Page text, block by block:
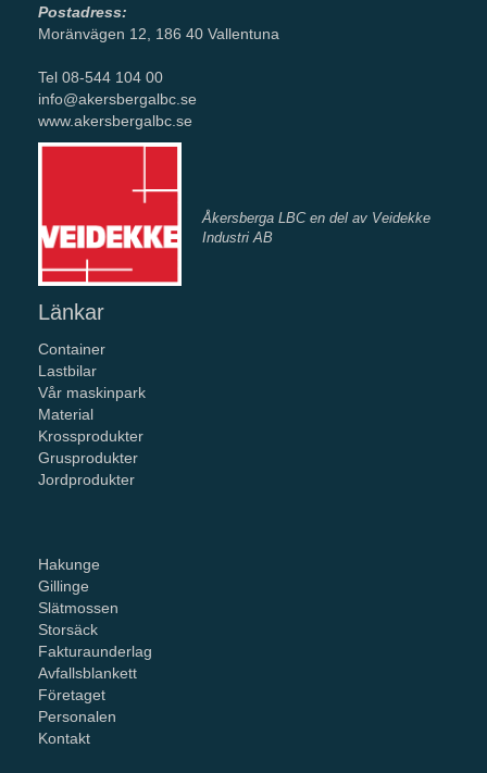
Postadress:
Moränvägen 12, 186 40 Vallentuna
Tel 08-544 104 00
info@akersbergalbc.se
www.akersbergalbc.se
Åkersberga LBC en del av Veidekke
Industri AB
Länkar
Container
Lastbilar
Vår maskinpark
Material
Krossprodukter
Grusprodukter
Jordprodukter
Hakunge
Gillinge
Slätmossen
Storsäck
Fakturaunderlag
Avfallsblankett
Företaget
Personalen
Kontakt